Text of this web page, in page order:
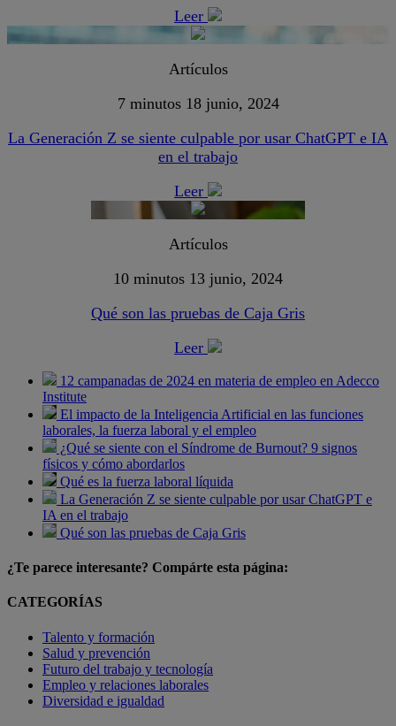
Leer
Artículos
7 minutos 18 junio, 2024
La Generación Z se siente culpable por usar ChatGPT e IA
en el trabajo
Leer
Artículos
10 minutos 13 junio, 2024
Qué son las pruebas de Caja Gris
Leer
12 campanadas de 2024 en materia de empleo en Adecco
Institute
El impacto de la Inteligencia Artificial en las funciones
laborales, la fuerza laboral y el empleo
¿Qué se siente con el Síndrome de Burnout? 9 signos
físicos y cómo abordarlos
Qué es la fuerza laboral líquida
La Generación Z se siente culpable por usar ChatGPT e
IA en el trabajo
Qué son las pruebas de Caja Gris
¿Te parece interesante? Compárte esta página:
CATEGORÍAS
Talento y formación
Salud y prevención
Futuro del trabajo y tecnología
Empleo y relaciones laborales
Diversidad e igualdad